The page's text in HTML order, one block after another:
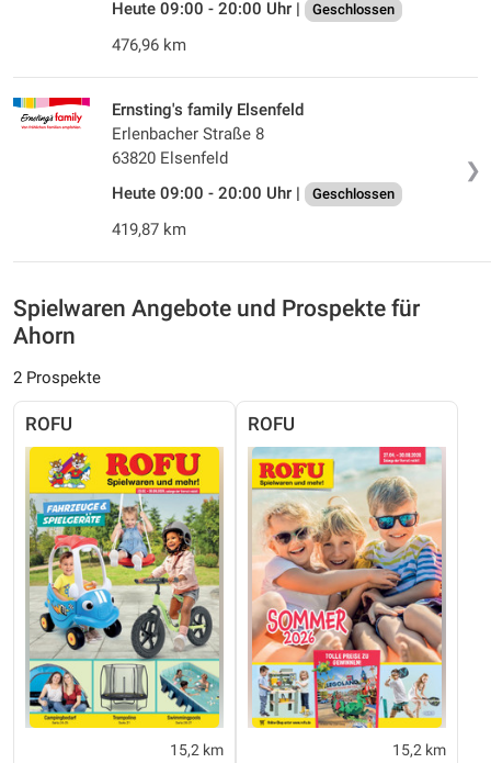
Heute 09:00 - 20:00 Uhr | Geschlossen
476,96 km
❯
Ernsting's family Elsenfeld
Erlenbacher Straße 8
63820 Elsenfeld
Heute 09:00 - 20:00 Uhr |
Geschlossen
419,87 km
Spielwaren Angebote und Prospekte für
Ahorn
2 Prospekte
ROFU
15,2 km
ROFU
15,2 km